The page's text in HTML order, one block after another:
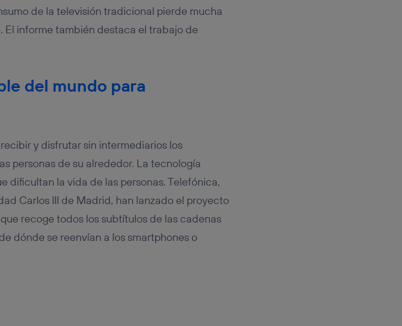
de la televisión tradicional pierde mucha
informe también destaca el trabajo de
del mundo para
y disfrutar sin intermediarios los
personas de su alrededor. La tecnología
dificultan la vida de las personas. Telefónica,
Carlos III de Madrid, han lanzado el proyecto
recoge todos los subtítulos de las cadenas
dónde se reenvían a los smartphones o